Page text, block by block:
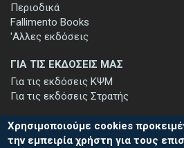
Περιοδικά
Fallimento Books
'Αλλες εκδόσεις
ΓΙΑ ΤΙΣ ΕΚΔΟΣΕΙΣ ΜΑΣ
Για τις εκδόσεις ΚΨΜ
Για τις εκδόσεις Στρατής
Χρησιμοποιούμε cookies
την εμπειρία χρήστη για τους